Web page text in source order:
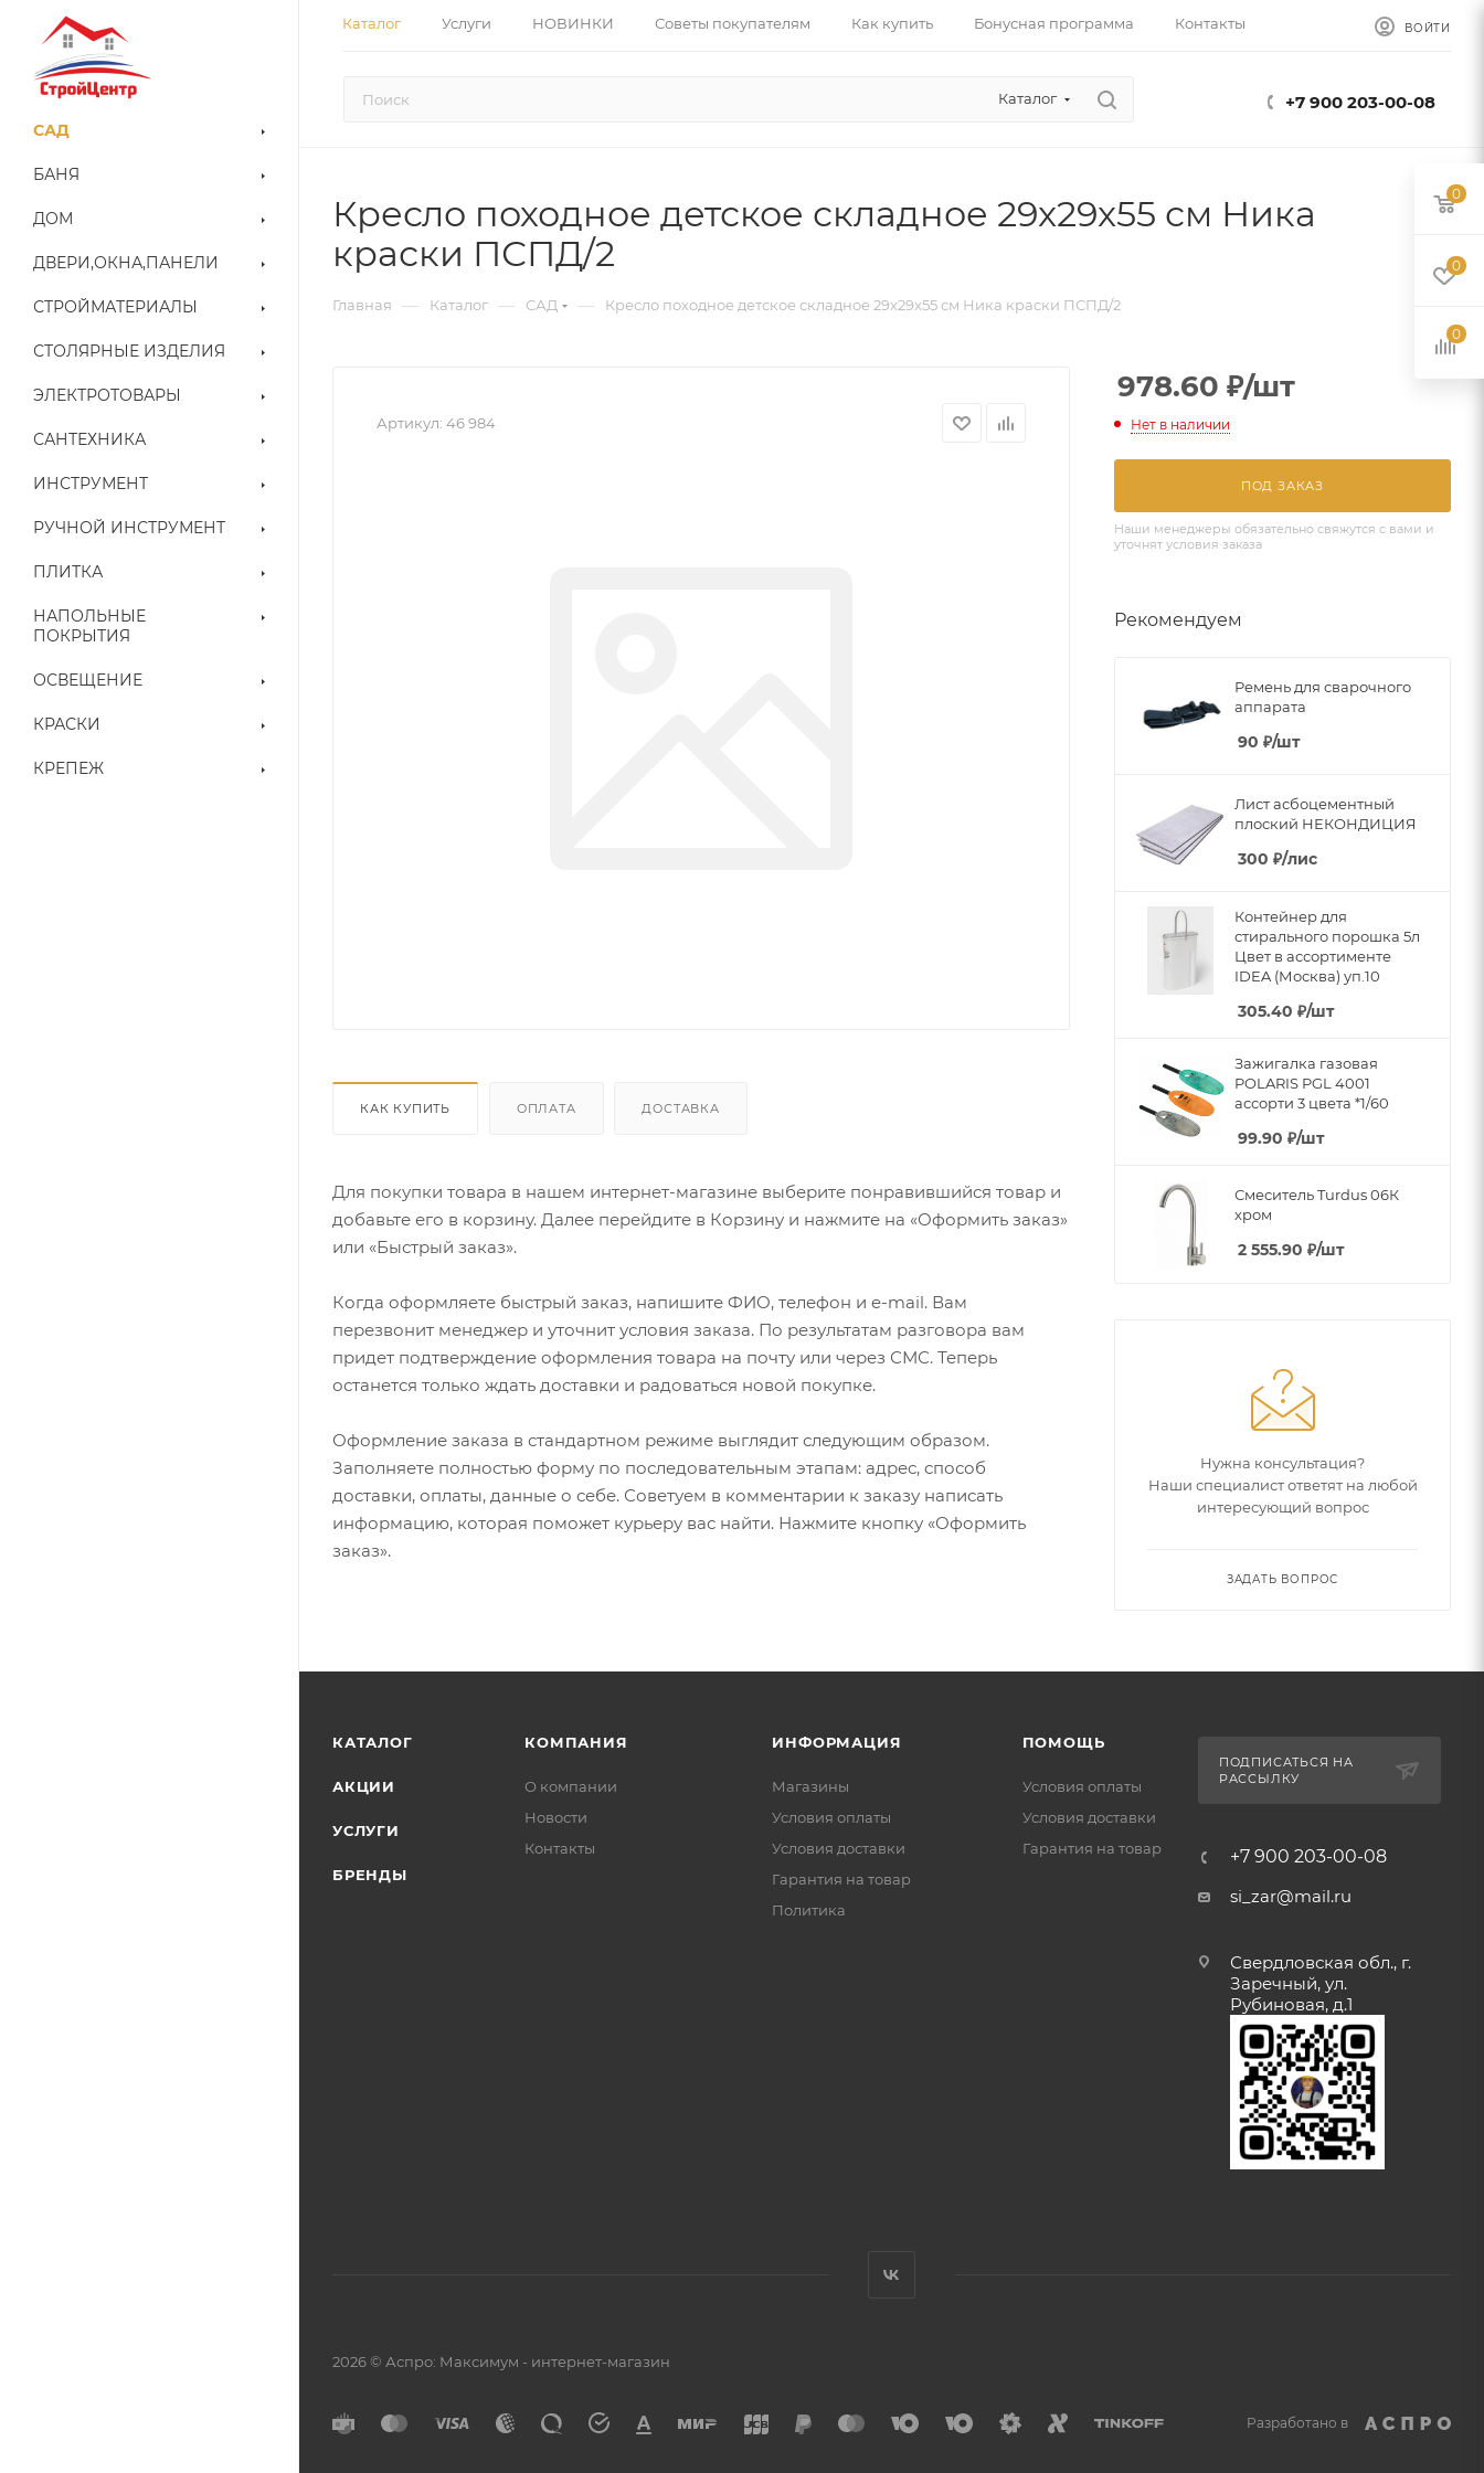
Каталог Услуги НОВИНКИ Советы покупателям Как купить Бонусная программа Контакты ВОЙТИ
Каталог +7 900 203-00-08
САД
БАНЯ
ДОМ
ДВЕРИ,ОКНА,ПАНЕЛИ
СТРОЙМАТЕРИАЛЫ
СТОЛЯРНЫЕ ИЗДЕЛИЯ
ЭЛЕКТРОТОВАРЫ
САНТЕХНИКА
ИНСТРУМЕНТ
РУЧНОЙ ИНСТРУМЕНТ
ПЛИТКА
НАПОЛЬНЫЕ
ПОКРЫТИЯ
ОСВЕЩЕНИЕ
КРАСКИ
КРЕПЕЖ
Кресло походное детское складное 29x29x55 см Ника
краски ПСПД/2
Главная — Каталог — САД — Кресло походное детское складное 29x29x55 см Ника краски ПСПД/2
Артикул: 46 984
КАК КУПИТЬ ОПЛАТА ДОСТАВКА
Для покупки товара в нашем интернет-магазине выберите понравившийся товар и
добавьте его в корзину. Далее перейдите в Корзину и нажмите на «Оформить заказ»
или «Быстрый заказ».
Когда оформляете быстрый заказ, напишите ФИО, телефон и e-mail. Вам
перезвонит менеджер и уточнит условия заказа. По результатам разговора вам
придет подтверждение оформления товара на почту или через СМС. Теперь
останется только ждать доставки и радоваться новой покупке.
Оформление заказа в стандартном режиме выглядит следующим образом.
Заполняете полностью форму по последовательным этапам: адрес, способ
доставки, оплаты, данные о себе. Советуем в комментарии к заказу написать
информацию, которая поможет курьеру вас найти. Нажмите кнопку «Оформить
заказ».
978.60 ₽/шт
Нет в наличии
ПОД ЗАКАЗ
Наши менеджеры обязательно свяжутся с вами и
уточнят условия заказа
Рекомендуем
Ремень для сварочного
аппарата
90 ₽/шт
Лист асбоцементный
плоский НЕКОНДИЦИЯ
300 ₽/лис
Контейнер для
стирального порошка 5л
Цвет в ассортименте
IDEA (Москва) уп.10
305.40 ₽/шт
Зажигалка газовая
POLARIS PGL 4001
ассорти 3 цвета *1/60
99.90 ₽/шт
Смеситель Turdus 06К
хром
2 555.90 ₽/шт
Нужна консультация?
Наши специалист ответят на любой
интересующий вопрос
ЗАДАТЬ ВОПРОС
КАТАЛОГ
АКЦИИ
УСЛУГИ
БРЕНДЫ
КОМПАНИЯ
О компании
Новости
Контакты
ИНФОРМАЦИЯ
Магазины
Условия оплаты
Условия доставки
Гарантия на товар
Политика
ПОМОЩЬ
Условия оплаты
Условия доставки
Гарантия на товар
ПОДПИСАТЬСЯ НА
РАССЫЛКУ
+7 900 203-00-08
si_zar@mail.ru
Свердловская обл., г.
Заречный, ул.
Рубиновая, д.1
2026 © Аспро: Максимум - интернет-магазин
Разработано в
0
0
0